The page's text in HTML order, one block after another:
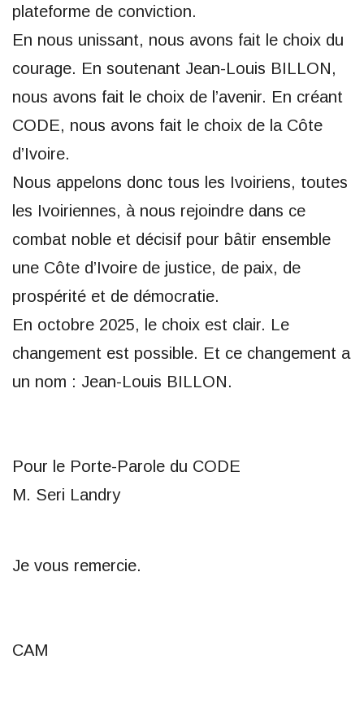
plateforme de conviction.
En nous unissant, nous avons fait le choix du
courage. En soutenant Jean-Louis BILLON,
nous avons fait le choix de l’avenir. En créant
CODE, nous avons fait le choix de la Côte
d’Ivoire.
Nous appelons donc tous les Ivoiriens, toutes
les Ivoiriennes, à nous rejoindre dans ce
combat noble et décisif pour bâtir ensemble
une Côte d’Ivoire de justice, de paix, de
prospérité et de démocratie.
En octobre 2025, le choix est clair. Le
changement est possible. Et ce changement a
un nom : Jean-Louis BILLON.
Pour le Porte-Parole du CODE
M. Seri Landry
Je vous remercie.
CAM